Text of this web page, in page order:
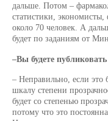
дальше. Потом –
статистики,
около 70 человек. А
будет по заданиям от
–Вы будете
– Неправильно, если
шкалу степени
будет со степенью
потому что это